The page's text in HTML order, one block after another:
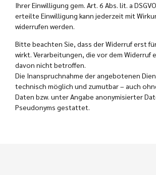
Ihrer Einwilligung gem. Art. 6 Abs. lit. a
erteilte Einwilligung kann jederzeit mit
widerrufen werden.
Bitte beachten Sie, dass der Widerruf erst
wirkt. Verarbeitungen, die vor dem Widerruf
davon nicht betroffen.
Die Inanspruchnahme der angebotenen
technisch möglich und zumutbar – auch
Daten bzw. unter Angabe anonymisierter
Pseudonyms gestattet.